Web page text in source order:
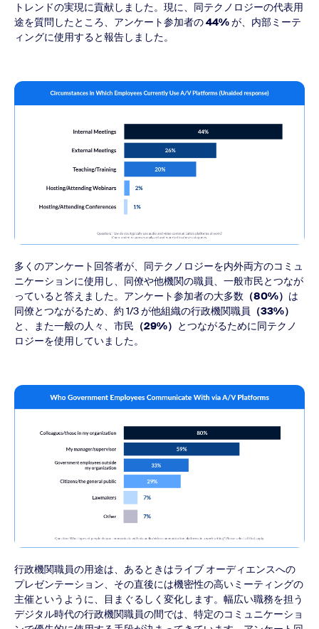
トレンドの実現に貢献しました。現に、同テクノロジーの代表用
途を質問したところ、アンケート参加者の44%が、内部ミーテ
ィングに使用すると報告しました。
多くのアンケート回答者が、同テクノロジーを内外両方のコミュ
ニケーションに使用し、同僚や他機関の職員、一般市民とつなが
っていると答えました。アンケート参加者の大多数 （80%） は
同僚とつながるため、約 1/3 が他組織の行政機関職員
（33%）
と、また一般の人々、市民 （29%） とつながるために同テクノ
ロジーを使用していました。
行政機関職員の用途は、あるときはライブ オーディエンスへの
プレゼンテーション、その直後には機密性の高いミーティングの
主催というように、目まぐるしく変化します。幅広い職務を担う
デジタル時代の行政機関職員の間では、特定のコミュニケーショ